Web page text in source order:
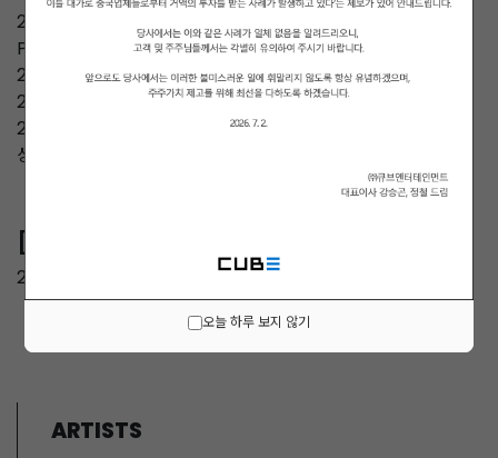
오늘 하루 보지 않기
2025 ‘32주년 한터뮤직어워즈 2024’ Hanteo-choice K-
POP Female Artist 부문 수상
2022 아시아 아티스트 어워드 포텐셜 가수 부문 수상
2022 지니 뮤직 어워드 New Wave Icon 부문 수상
2022 대한민국 퍼스트브랜드 대상 여자아이돌(신인) 부문 수
상
[AD]
2023 네이처리퍼블릭
ARTISTS